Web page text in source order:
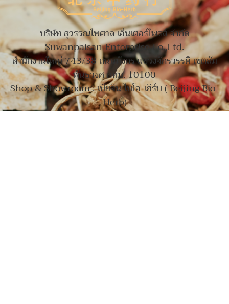
บริษัท สุวรรณไพศาล เอ็นเตอร์ไพรส์ จำกัด
Suwanpaisan Enterprise Co.,Ltd.
สำนักงานใหญ่ 743/38 ถนนมังกร แขวงจักรวรรดิ เขตสัม
พันธวงศ กทม. 10100
Shop & Showroom : เป่ยจิน ไบโอ-เฮิร์บ ( Beijing Bio-
Herb)
117 ถนนเยาวราช แขวงสัมพันธวงศ์ เขตสัมพันธวงศ์ กทม